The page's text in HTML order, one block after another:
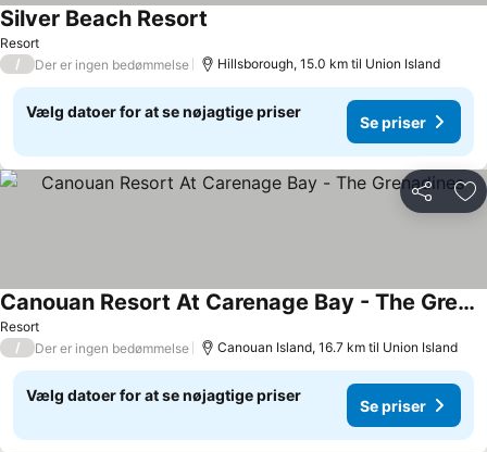
Resort
Silver Beach Resort
/ Der er ingen bedømmelse Hillsborough, 15.0 km til Union Island
Vælg datoer for at se nøjagtige priser
Se priser
Del
Resort
Canouan Resort At Carenage Bay - The Grenadines
/ Der er ingen bedømmelse Canouan Island, 16.7 km til Union Island
Vælg datoer for at se nøjagtige priser
Se priser